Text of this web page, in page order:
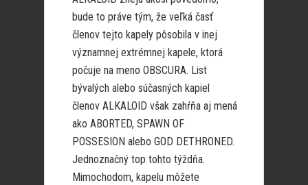
bude to práve tým, že veľká časť
členov tejto kapely pôsobila v inej
významnej extrémnej kapele, ktorá
počuje na meno OBSCURA. List
bývalých alebo súčasných kapiel
členov ALKALOID však zahŕňa aj mená
ako ABORTED, SPAWN OF
POSSESION alebo GOD DETHRONED.
Jednoznačný top tohto týždňa.
Mimochodom, kapelu môžete